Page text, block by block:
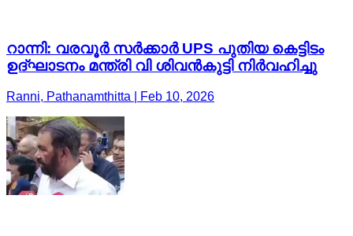
റാന്നി: വരവൂർ സർക്കാർ UPS പുതിയ കെട്ടിടം
ഉദ്ഘാടനം മന്ത്രി വി ശിവൻകുട്ടി നിർവഹിച്ചു
Ranni, Pathanamthitta | Feb 10, 2026